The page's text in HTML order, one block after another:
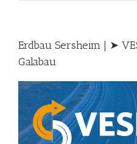
Erdbau Sersheim | ➤
Galabau